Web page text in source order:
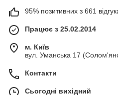
95% позитивних з 661
Працює з 25.02.2014
м. Київ
вул. Уманська 17
Контакти
Сьогодні вихідний